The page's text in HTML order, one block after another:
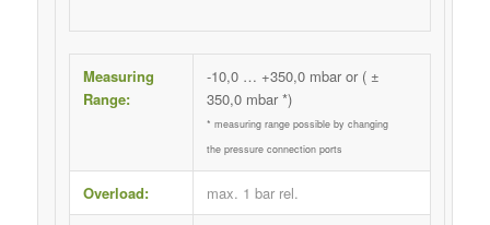
Measuring
Range:
-10,0 … +350,0 mbar or ( ±
350,0 mbar *)
* measuring range possible by changing
the pressure connection ports
Overload: max. 1 bar rel.